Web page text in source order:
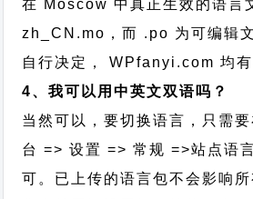
在 Moscow 中真正生效的语言
zh_CN.mo，而 .po 为可编辑
自行决定， WPfanyi.com 均有
4、我可以用中英文双语吗？
当然可以，要切换语言，只需
台 => 设置 => 常规 =>站点语
可。已上传的语言包不会影响